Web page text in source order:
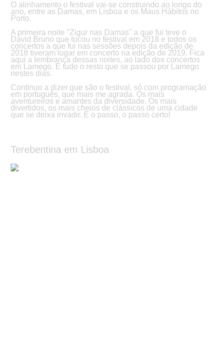
O alinhamento o festival vai-se construindo ao longo do
ano, entre as Damas, em Lisboa e os Maus Hábitos no
Porto.
A primeira noite "Zigur nas Damas" a que fui teve o
David Bruno que tocou no festival em 2018 e todos os
concertos a que fui nas sessões depois da edição de
2018 tiveram lugar em concerto na edição de 2019. Fica
aqui a lembrança dessas noites, ao lado dos concertos
em Lamego. E tudo o resto que se passou por Lamego
nestes dias.
Continuo a dizer que são o festival, só com programação
em português, que mais me agrada. Os mais
aventureiros e amantes da diversidade. Os mais
divertidos, os mais cheios de clássicos de uma cidade
que se deixa invadir. E o passo, o passo certo!
Terebentina em Lisboa